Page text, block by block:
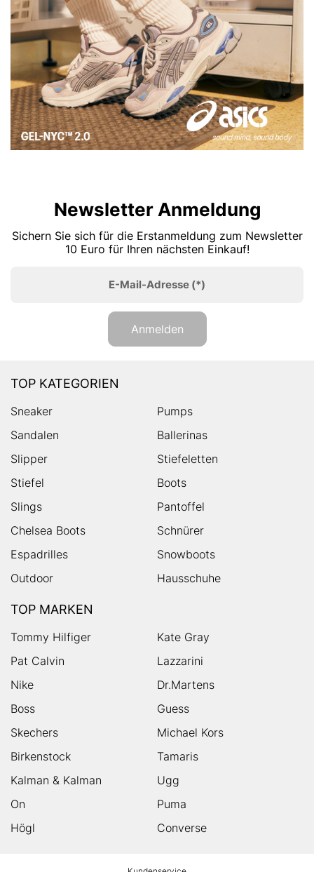
Newsletter Anmeldung
Sichern Sie sich für die Erstanmeldung zum Newsletter
10 Euro für Ihren nächsten Einkauf!
E-Mail-Adresse (*)
Anmelden
TOP KATEGORIEN
Sneaker
Pumps
Sandalen
Ballerinas
Slipper
Stiefeletten
Stiefel
Boots
Slings
Pantoffel
Chelsea Boots
Schnürer
Espadrilles
Snowboots
Outdoor
Hausschuhe
TOP MARKEN
Tommy Hilfiger
Kate Gray
Pat Calvin
Lazzarini
Nike
Dr.Martens
Boss
Guess
Skechers
Michael Kors
Birkenstock
Tamaris
Kalman & Kalman
Ugg
On
Puma
Högl
Converse